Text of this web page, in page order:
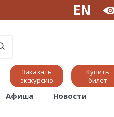
EN
Заказать
экскурсию
Купить
билет
Афиша
Новости